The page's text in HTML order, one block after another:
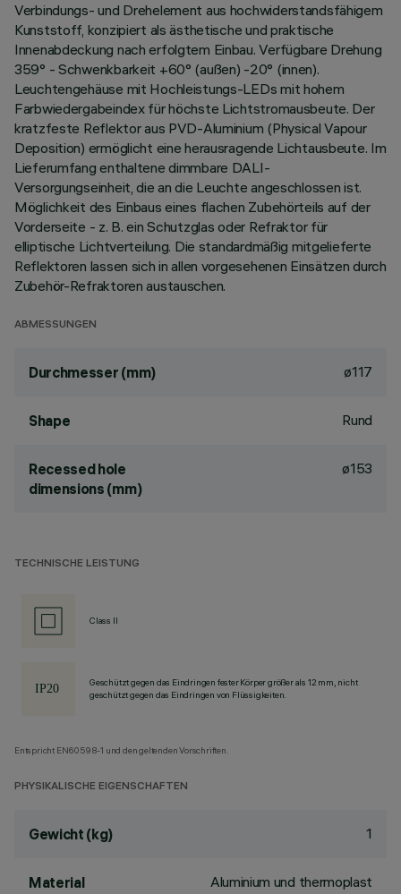
Verbindungs- und Drehelement aus hochwiderstandsfähigem
Kunststoff, konzipiert als ästhetische und praktische
Innenabdeckung nach erfolgtem Einbau. Verfügbare Drehung
359° - Schwenkbarkeit +60° (außen) -20° (innen).
Leuchtengehäuse mit Hochleistungs-LEDs mit hohem
Farbwiedergabeindex für höchste Lichtstromausbeute. Der
kratzfeste Reflektor aus PVD-Aluminium (Physical Vapour
Deposition) ermöglicht eine herausragende Lichtausbeute. Im
Lieferumfang enthaltene dimmbare DALI-
Versorgungseinheit, die an die Leuchte angeschlossen ist.
Möglichkeit des Einbaus eines flachen Zubehörteils auf der
Vorderseite - z. B. ein Schutzglas oder Refraktor für
elliptische Lichtverteilung. Die standardmäßig mitgelieferte
Reflektoren lassen sich in allen vorgesehenen Einsätzen durch
Zubehör-Refraktoren austauschen.
ABMESSUNGEN
Durchmesser (mm) ø117
Shape Rund
Recessed hole
dimensions (mm)
ø153
TECHNISCHE LEISTUNG
Class II
Geschützt gegen das Eindringen fester Körper größer als 12 mm, nicht
geschützt gegen das Eindringen von Flüssigkeiten.
Entspricht EN60598-1 und den geltenden Vorschriften.
PHYSIKALISCHE EIGENSCHAFTEN
Gewicht (kg) 1
Material Aluminium und thermoplast